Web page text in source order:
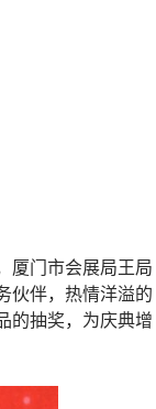
厦门市会展局王局
伙伴，热情洋溢的
的抽奖，为庆典增